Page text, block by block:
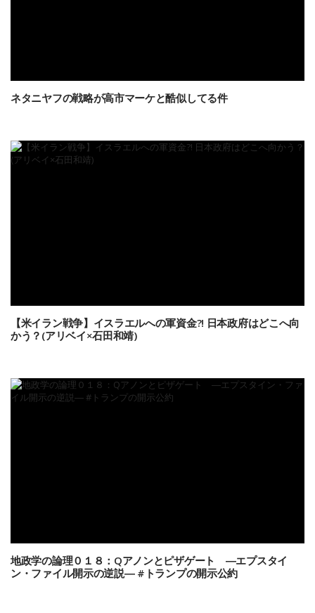
ネタニヤフの戦略が高市マーケと酷似してる件
【米イラン戦争】イスラエルへの軍資金?! 日本政府はどこへ向
かう？(アリベイ×石田和靖)
地政学の論理０１８：Qアノンとピザゲート ―エプスタイ
ン・ファイル開示の逆説― #トランプの開示公約